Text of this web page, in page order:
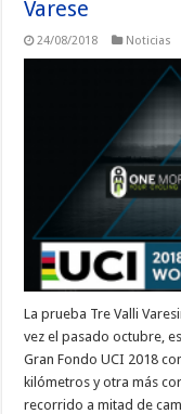
Varese
24/08/2018 Noticias
La prueba Tre Valli
vez el pasado octubre,
Gran Fondo UCI 2018
kilómetros y otra más
recorrido a mitad de